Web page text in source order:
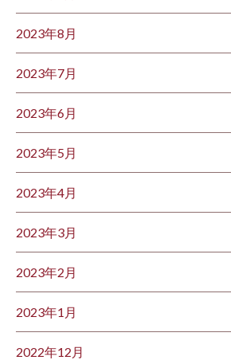
2023年8月
2023年7月
2023年6月
2023年5月
2023年4月
2023年3月
2023年2月
2023年1月
2022年12月